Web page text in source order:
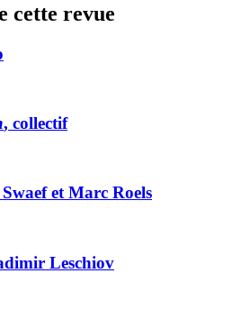
cette revue
, collectif
et Marc Roels
Leschiov